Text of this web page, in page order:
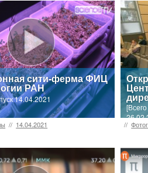
сити-ферма ФИЦ
РАН
14.04.2021
// 14.04.2021 //